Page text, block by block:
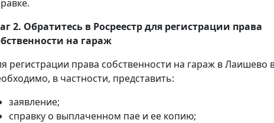
2. Обратитесь в Росреестр для регистрации права
на гараж
регистрации права собственности на гараж в Лаишево
в частности, представить:
заявление;
справку о выплаченном пае и ее копию;